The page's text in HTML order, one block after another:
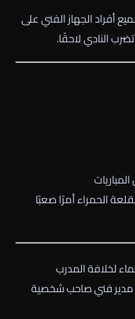
أفراد الجهاز الفني على
النادي لاحقًا.
الحمراء أمرًا صعبًا
لخلافة المدرب
مدير فني صاحب شخصية